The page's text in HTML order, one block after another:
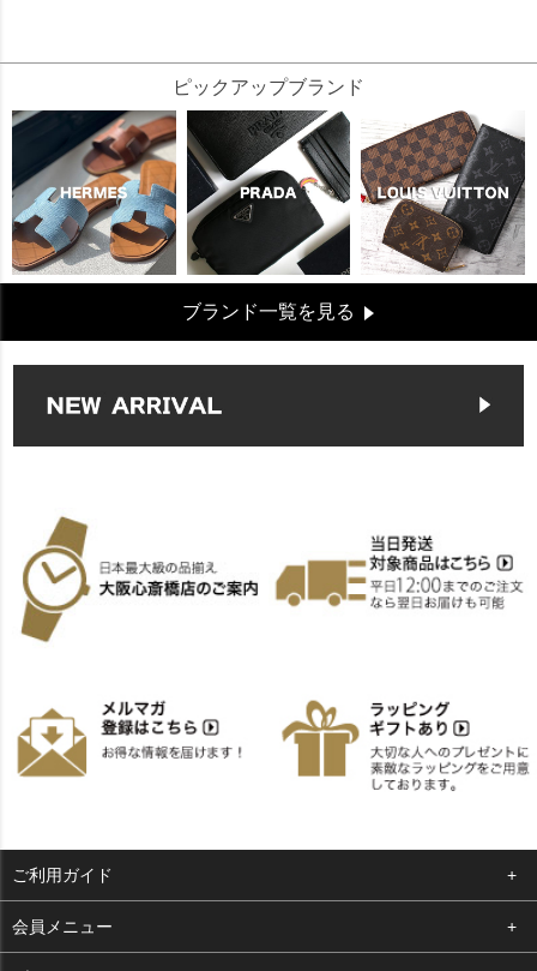
ピックアップブランド
ブランド一覧を見る
ご利用ガイド
よくある質問
会員メニュー